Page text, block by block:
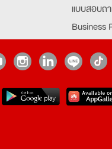
แบบสอบถ
Business
Partner ม
Job Index
job